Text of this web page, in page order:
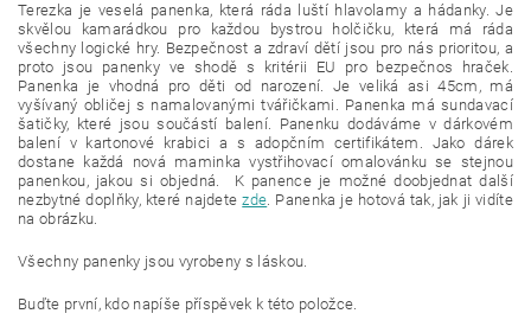
Terezka je veselá panenka, která ráda luští hlavolamy a hádanky. Je
skvělou kamarádkou pro každou bystrou holčičku, která má ráda
všechny logické hry. Bezpečnost a zdraví dětí jsou pro nás prioritou, a
proto jsou panenky ve shodě s kritérii EU pro bezpečnos hraček.
Panenka je vhodná pro děti od narození. Je veliká asi 45cm, má
vyšívaný obličej s namalovanými tvářičkami. Panenka má sundavací
šatičky, které jsou součástí balení. Panenku dodáváme v dárkovém
balení v kartonové krabici a s adopčním certifikátem. Jako dárek
dostane každá nová maminka vystřihovací omalovánku se stejnou
panenkou, jakou si objedná. K panence je možné doobjednat další
nezbytné doplňky, které najdetezde. Panenka je hotová tak, jak ji vidíte
na obrázku.
Všechny panenky jsou vyrobeny s láskou.
Buďte první, kdo napíše příspěvek k této položce.